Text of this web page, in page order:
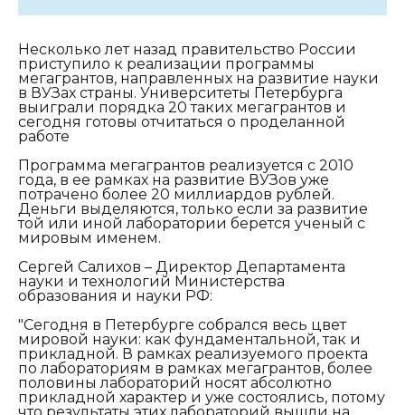
Несколько лет назад правительство России
приступило к реализации программы
мегагрантов, направленных на развитие науки
в ВУЗах страны. Университеты Петербурга
выиграли порядка 20 таких мегагрантов и
сегодня готовы отчитаться о проделанной
работе
Программа мегагрантов реализуется с 2010
года, в ее рамках на развитие ВУЗов уже
потрачено более 20 миллиардов рублей.
Деньги выделяются, только если за развитие
той или иной лаборатории берется ученый с
мировым именем.
Сергей Салихов – Директор Департамента
науки и технологий Министерства
образования и науки РФ:
"Сегодня в Петербурге собрался весь цвет
мировой науки: как фундаментальной, так и
прикладной. В рамках реализуемого проекта
по лабораториям в рамках мегагрантов, более
половины лабораторий носят абсолютно
прикладной характер и уже состоялись, потому
что результаты этих лабораторий вышли на